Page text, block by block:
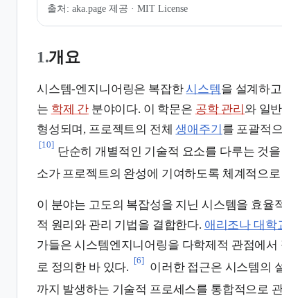
출처: aka.page 제공 · MIT License
1.개요
시스템-엔지니어링은 복잡한시스템을 설계하
는 학제 간 분야이다. 이 학문은 공학 관리 와 일
형성되며, 프로젝트의 전체생애주기 를 포괄적
[10]
단순히 개별적인 기술적 요소를 다루는 것
소가 프로젝트의 완성에 기여하도록 체계적으
이 분야는 고도의 복잡성을 지닌 시스템을 효율
적 원리와 관리 기법을 결합한다. 애리조나 대학
가들은 시스템엔지니어링을 다학제적 관점에
로 정의한 바 있다.
[6]
이러한 접근은 시스템의
까지 발생하는 기술적 프로세스를 통합적으로